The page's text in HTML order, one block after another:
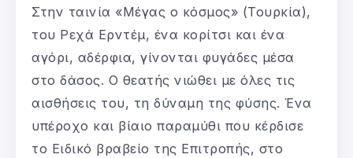
Στην ταινία «Μέγας ο κόσμος» (Τουρκία),
του Ρεχά Ερντέμ, ένα κορίτσι και ένα
αγόρι, αδέρφια, γίνονται φυγάδες μέσα
στο δάσος. Ο θεατής νιώθει με όλες τις
αισθήσεις του, τη δύναμη της φύσης. Ένα
υπέροχο και βίαιο παραμύθι που κέρδισε
το Ειδικό βραβείο της Επιτροπής, στο